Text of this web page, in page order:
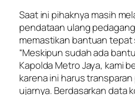
Saat ini pihaknya masih
pendataan ulang
memastikan bantuan tepat
“Meskipun sudah ada
Kapolda Metro Jaya, kami
karena ini harus
ujarnya. Berdasarkan data